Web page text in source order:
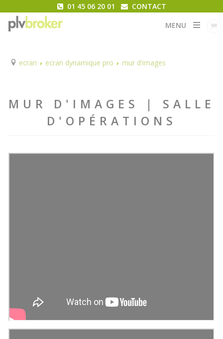
MENU
ecran ecran dynamique pro mur d'images
01 45 06 20 01 CONTACT
MUR D'IMAGES | SALLE
D'OPÉRATIONS